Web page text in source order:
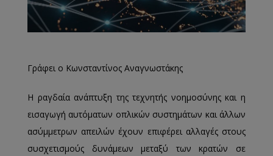
Γράφει ο Κωνσταντίνος Αναγνωστάκης
Η ραγδαία ανάπτυξη της τεχνητής νοημοσύνης και η
εισαγωγή αυτόματων οπλικών συστημάτων και άλλων
ασύμμετρων απειλών έχουν επιφέρει αλλαγές στους
συσχετισμούς δυνάμεων μεταξύ των κρατών σε